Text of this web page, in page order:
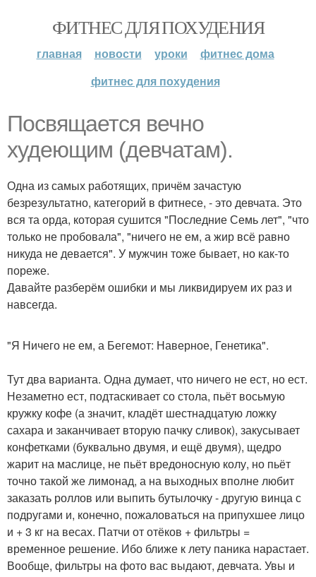
ФИТНЕС ДЛЯ ПОХУДЕНИЯ
главная новости уроки
фитнес дома
фитнес для похудения
Посвящается вечно
худеющим (девчатам).
Одна из самых работящих, причём зачастую
безрезультатно, категорий в фитнесе, - это девчата. Это
вся та орда, которая сушится "Последние Семь лет", "что
только не пробовала", "ничего не ем, а жир всё равно
никуда не девается". У мужчин тоже бывает, но как-то
пореже.
Давайте разберём ошибки и мы ликвидируем их раз и
навсегда.
"Я Ничего не ем, а Бегемот: Наверное, Генетика".
Тут два варианта. Одна думает, что ничего не ест, но ест.
Незаметно ест, подтаскивает со стола, пьёт восьмую
кружку кофе (а значит, кладёт шестнадцатую ложку
сахара и заканчивает вторую пачку сливок), закусывает
конфетками (буквально двумя, и ещё двумя), щедро
жарит на маслице, не пьёт вредоносную колу, но пьёт
точно такой же лимонад, а на выходных вполне любит
заказать роллов или выпить бутылочку - другую винца с
подругами и, конечно, пожаловаться на припухшее лицо
и + 3 кг на весах. Патчи от отёков + фильтры =
временное решение. Ибо ближе к лету паника нарастает.
Вообще, фильтры на фото вас выдают, девчата. Увы и